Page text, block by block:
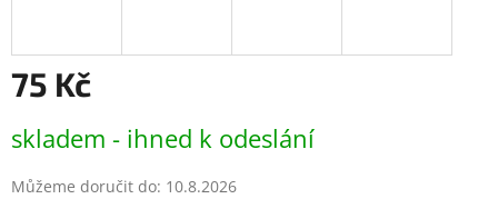
75 Kč
cena:
skladem - ihned k odeslání
Můžeme doručit do: 10.8.2026